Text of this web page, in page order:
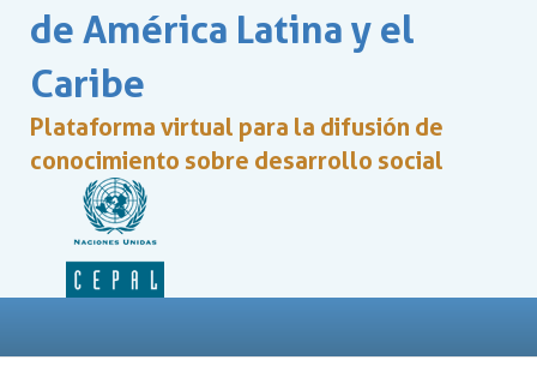
de América Latina y el
Caribe
Plataforma virtual para la difusión de
conocimiento sobre desarrollo social